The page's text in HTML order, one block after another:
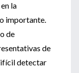
la
importante.
de
de
detectar